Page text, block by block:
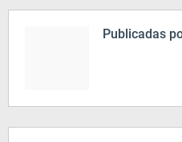
Publicadas